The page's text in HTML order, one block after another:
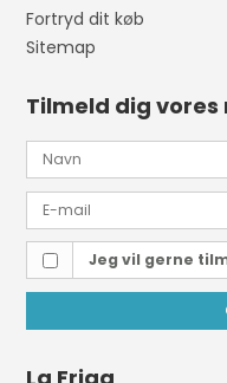
Fortryd dit køb
Sitemap
Tilmeld dig
Jeg vil gerne